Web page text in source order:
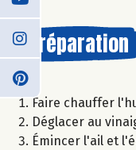
Préparation
Faire chauffer
Déglacer au
Émincer l'ail et